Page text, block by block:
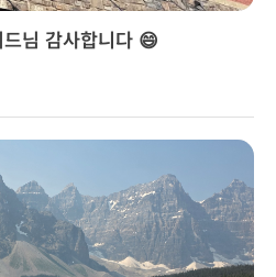
님 감사합니다 😄